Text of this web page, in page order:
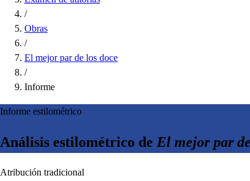
/
Obras
/
El mejor par de los doce
/
Informe
Informe estilométrico
Análisis estilométrico de El mejor par
Atribución tradicional